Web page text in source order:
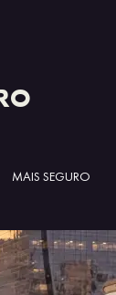
MAIS SEGURO